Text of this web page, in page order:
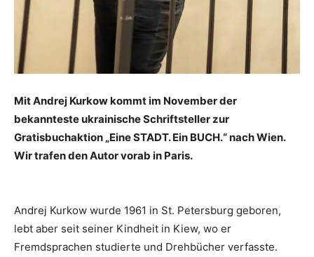
Mit Andrej Kurkow kommt im November der
bekannteste ukrainische Schriftsteller zur
Gratisbuchaktion „Eine STADT. Ein BUCH.“ nach Wien.
Wir trafen den Autor vorab in Paris.
Andrej Kurkow wurde 1961 in St. Petersburg geboren,
lebt aber seit seiner Kindheit in Kiew, wo er
Fremdsprachen studierte und Drehbücher verfasste.